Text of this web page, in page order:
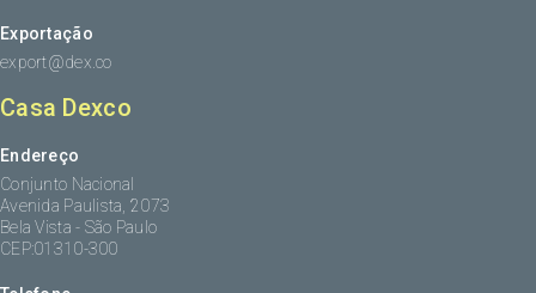
Exportação
export@dex.co
Casa Dexco
Endereço
Conjunto Nacional
Avenida Paulista, 2073
Bela Vista - São Paulo
CEP:01310-300